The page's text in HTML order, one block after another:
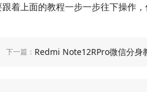
着上面的教程一步一步往下操作
下一篇： Redmi Note12RPro微信分身